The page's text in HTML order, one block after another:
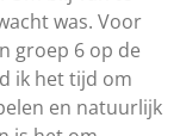
was. Voor
groep 6 op de
ik het tijd om
en natuurlijk